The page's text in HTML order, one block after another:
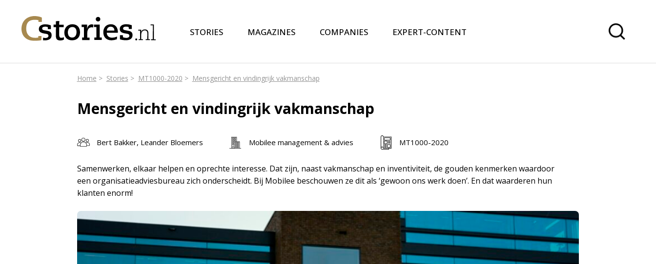
STORIES MAGAZINES COMPANIES EXPERT-CONTENT
Home Stories MT1000-2020 Mensgericht en vindingrijk vakmanschap
Mensgericht en vindingrijk vakmanschap
Bert Bakker, Leander Bloemers Mobilee management & advies MT1000-2020
Samenwerken, elkaar helpen en oprechte interesse. Dat zijn, naast vakmanschap en inventiviteit, de gouden kenmerken waardoor
een organisatieadviesbureau zich onderscheidt. Bij Mobilee beschouwen ze dit als ‘gewoon ons werk doen’. En dat waarderen hun
klanten enorm!